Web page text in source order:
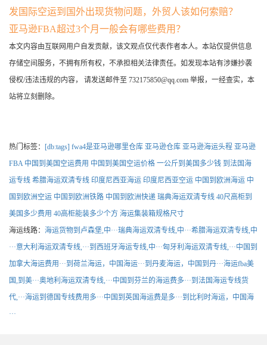
发国际空运到国外出现货物问题，外贸人该如何索赔？
亚马逊FBA超过3个月一般会有哪些费用？
本文内容由互联网用户自发贡献，该文观点仅代表作者本人。本站仅提供信息
存储空间服务，不拥有所有权，不承担相关法律责任。如发现本站有涉嫌抄袭
侵权/违法违规的内容， 请发送邮件至 732175850@qq.com 举报，一经查实，本
站将立刻删除。
热门标签： [db:tags] fwa4是亚马逊哪里仓库 亚马逊仓库 亚马逊海运头程 亚马逊
FBA 中国到美国空运费用 中国到美国空运价格 一公斤到美国多少钱 到法国海
运专线 希腊海运双清专线 印度尼西亚海运 印度尼西亚空运 中国到欧洲海运 中
国到欧洲空运 中国到欧洲铁路 中国到欧洲快递 瑞典海运双清专线 40尺高柜到
美国多少费用 40高柜能装多少个方 海运集装箱规格尺寸
海运线路： 海运货物到卢森堡,中···瑞典海运双清专线,中···希腊海运双清专线,中
···意大利海运双清专线,···到西班牙海运专线,中···匈牙利海运双清专线,···中国到
加拿大海运费用···到荷兰海运，中国海运···到丹麦海运，中国到丹···海运fba美
国,到美···奥地利海运双清专线,···中国到芬兰的海运费多···到法国海运专线货
代,···海运到德国专线费用多···中国到英国海运费是多···到比利时海运，中国海
···